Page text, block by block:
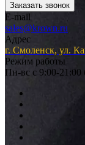
Заказать звонок
E-mail
sales@krown.ru
Адрес
г. Смоленск, ул.
Режим работы
Пн-вс с 9:00-21:00